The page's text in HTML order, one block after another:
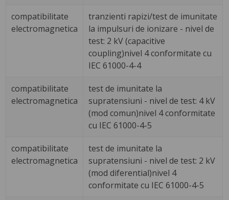
compatibilitate
electromagnetica
tranzienti rapizi/test de imunitate
la impulsuri de ionizare - nivel de
test: 2 kV (capacitive
coupling)nivel 4 conformitate cu
IEC 61000-4-4
compatibilitate
electromagnetica
test de imunitate la
supratensiuni - nivel de test: 4 kV
(mod comun)nivel 4 conformitate
cu IEC 61000-4-5
compatibilitate
electromagnetica
test de imunitate la
supratensiuni - nivel de test: 2 kV
(mod diferential)nivel 4
conformitate cu IEC 61000-4-5